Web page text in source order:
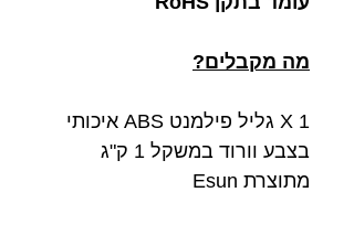
מה מקבלים?
1 X גליל פילמנט ABS איכותי
בצבע וורוד במשקל 1 ק"ג
מתוצרת Esun